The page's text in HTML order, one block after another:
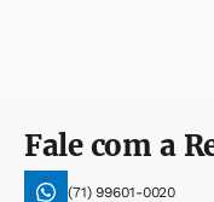
Fale com a
(71) 99601-0020